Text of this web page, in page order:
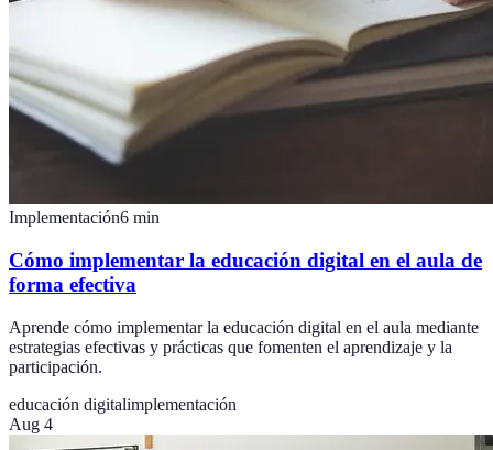
Implementación6 min
Cómo implementar la educación digital en el aula de
forma efectiva
Aprende cómo implementar la educación digital en el aula mediante
estrategias efectivas y prácticas que fomenten el aprendizaje y la
participación.
educación digitalimplementación
Aug 4